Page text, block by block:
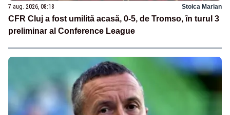
7 aug. 2026, 08:18 Stoica Marian
CFR Cluj a fost umilită acasă, 0-5, de Tromso, în turul 3
preliminar al Conference League